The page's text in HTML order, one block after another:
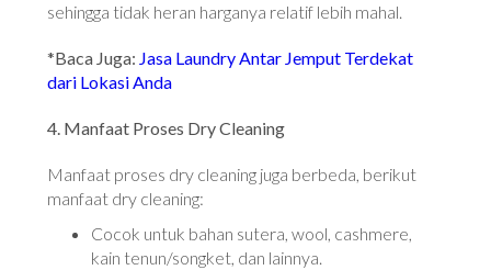
sehingga tidak heran harganya relatif lebih mahal.
*Baca Juga: Jasa Laundry Antar Jemput Terdekat
dari Lokasi Anda
4. Manfaat Proses Dry Cleaning
Manfaat proses dry cleaning juga berbeda, berikut
manfaat dry cleaning:
Cocok untuk bahan sutera, wool, cashmere,
kain tenun/songket, dan lainnya.